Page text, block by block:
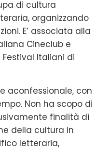
di cultura
organizzando
E’ associata alla
Cineclub e
Festival Italiani di
aconfessionale, con
Non ha scopo di
finalità di
della cultura in
letteraria,